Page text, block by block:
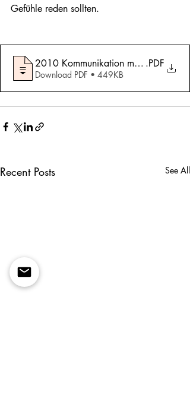
Gefühle reden sollten.
2010 Kommunikation mit Kindern
.PDF
Download PDF • 449KB
Recent Posts See All